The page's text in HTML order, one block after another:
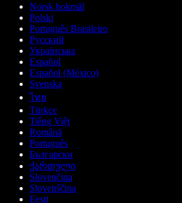
Norsk bokmål
Polski
Português Brasileiro
Русский
Українська
Español
Español (México)
Svenska
ไทย
Türkçe
Tiếng Việt
Română
Português
Български
ქართული
Slovenčina
Slovenščina
Eesti